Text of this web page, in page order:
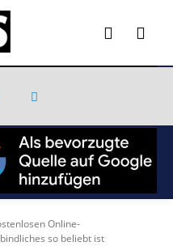
Online-
so beliebt ist